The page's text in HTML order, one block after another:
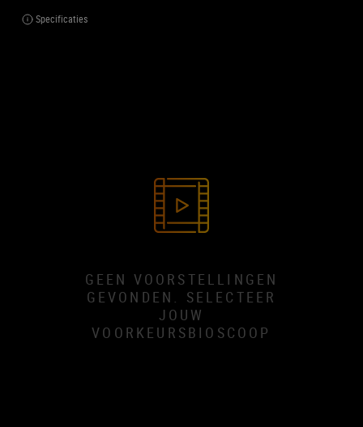
Specificaties
GEEN VOORSTELLINGEN
GEVONDEN. SELECTEER
JOUW
VOORKEURSBIOSCOOP